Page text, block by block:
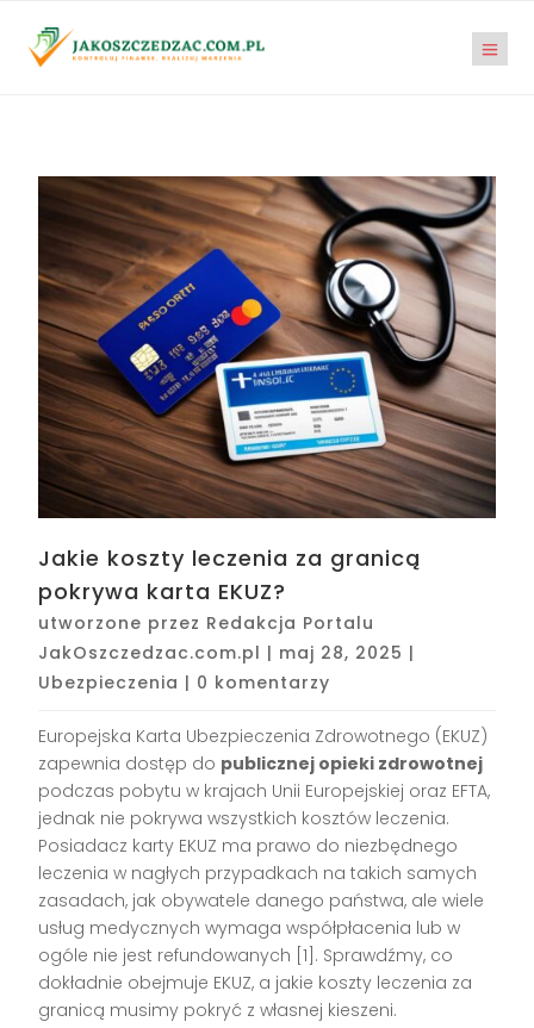
Jakie koszty leczenia za granicą
pokrywa karta EKUZ?
utworzone przez Redakcja Portalu
JakOszczedzac.com.pl | maj 28, 2025 |
Ubezpieczenia | 0 komentarzy
Europejska Karta Ubezpieczenia Zdrowotnego (EKUZ)
zapewnia dostęp do publicznej opieki zdrowotnej
podczas pobytu w krajach Unii Europejskiej oraz EFTA,
jednak nie pokrywa wszystkich kosztów leczenia.
Posiadacz karty EKUZ ma prawo do niezbędnego
leczenia w nagłych przypadkach na takich samych
zasadach, jak obywatele danego państwa, ale wiele
usług medycznych wymaga współpłacenia lub w
ogóle nie jest refundowanych [1]. Sprawdźmy, co
dokładnie obejmuje EKUZ, a jakie koszty leczenia za
granicą musimy pokryć z własnej kieszeni.